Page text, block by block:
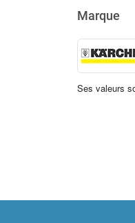
Marque
Ses valeurs